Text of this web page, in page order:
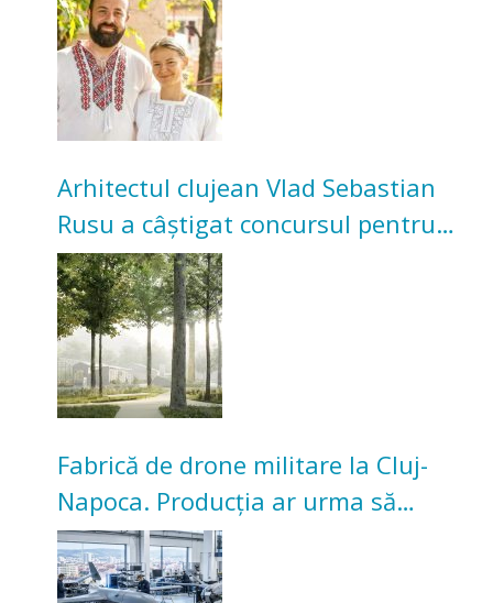
bunicilor
Arhitectul clujean Vlad Sebastian
Rusu a câștigat concursul pentru
transformarea Grădinii Casei
Universitarilor
Fabrică de drone militare la Cluj-
Napoca. Producția ar urma să
înceapă în toamna acestui an